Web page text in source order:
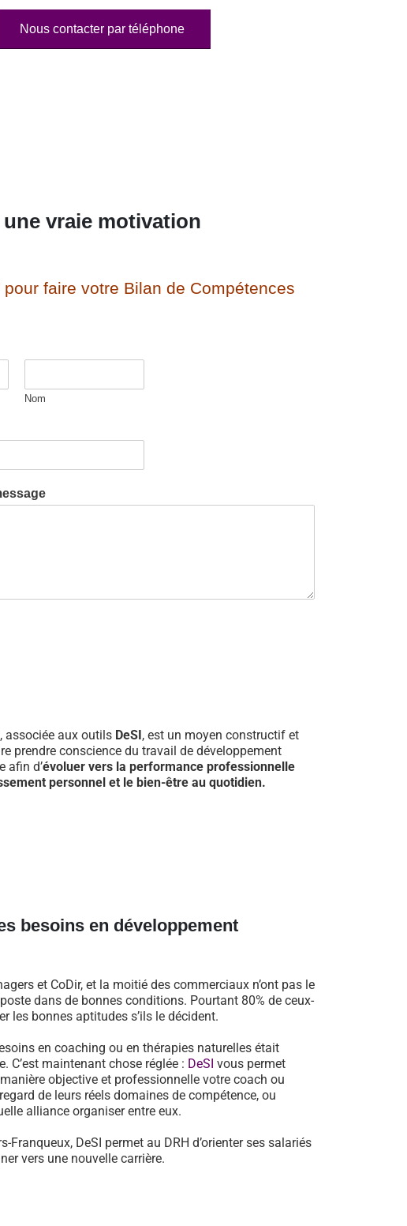
Nous contacter par téléphone
vraie motivation
pour faire votre Bilan de Compétences
Nom
, associée aux outils DeSI, est un moyen constructif et
prendre conscience du travail de développement
afin d’évoluer vers la performance professionnelle
personnel et le bien-être au quotidien.
besoins en développement
et CoDir, et la moitié des commerciaux n’ont pas le
dans de bonnes conditions. Pourtant 80% de ceux-
les bonnes aptitudes s’ils le décident.
en coaching ou en thérapies naturelles était
C’est maintenant chose réglée : DeSI vous permet
objective et professionnelle votre coach ou
de leurs réels domaines de compétence, ou
alliance organiser entre eux.
Franqueux, DeSI permet au DRH d’orienter ses salariés
vers une nouvelle carrière.